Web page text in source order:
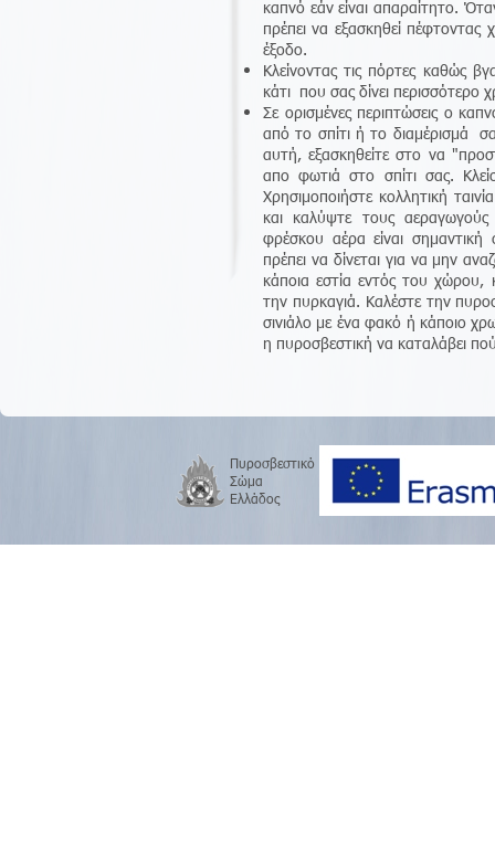
καπνό εάν είναι απαραίτητο.
πρέπει να εξασκηθεί
έξοδο.
Κλείνοντας τις πόρτες καθώς
κάτι που σας δίνει περισσότερο
Σε ορισμένες περιπτώσεις ο
από το σπίτι ή το διαμέρισμά
αυτή, εξασκηθείτε στο να
απο φωτιά στο σπίτι σας.
Χρησιμοποιήστε κολλητική
και καλύψτε τους
φρέσκου αέρα είναι
πρέπει να δίνεται για να μην
κάποια εστία εντός του
την πυρκαγιά. Καλέστε την
σινιάλο με ένα φακό ή κάποιο
η πυροσβεστική να καταλάβει
Πυροσβεστικό
Σώμα
Ελλάδος